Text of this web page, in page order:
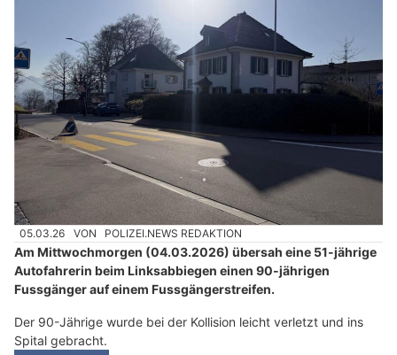
05.03.26 VON POLIZEI.NEWS REDAKTION
Am Mittwochmorgen (04.03.2026) übersah eine 51-jährige
Autofahrerin beim Linksabbiegen einen 90-jährigen
Fussgänger auf einem Fussgängerstreifen.
Der 90-Jährige wurde bei der Kollision leicht verletzt und ins
Spital gebracht.